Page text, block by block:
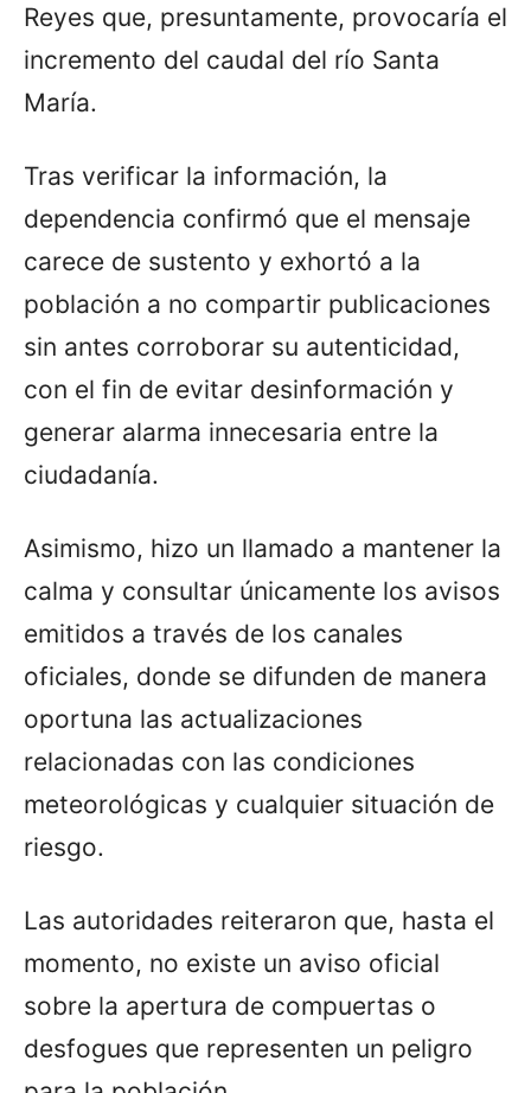
Reyes que, presuntamente, provocaría el
incremento del caudal del río Santa
María.
Tras verificar la información, la
dependencia confirmó que el mensaje
carece de sustento y exhortó a la
población a no compartir publicaciones
sin antes corroborar su autenticidad,
con el fin de evitar desinformación y
generar alarma innecesaria entre la
ciudadanía.
Asimismo, hizo un llamado a mantener la
calma y consultar únicamente los avisos
emitidos a través de los canales
oficiales, donde se difunden de manera
oportuna las actualizaciones
relacionadas con las condiciones
meteorológicas y cualquier situación de
riesgo.
Las autoridades reiteraron que, hasta el
momento, no existe un aviso oficial
sobre la apertura de compuertas o
desfogues que representen un peligro